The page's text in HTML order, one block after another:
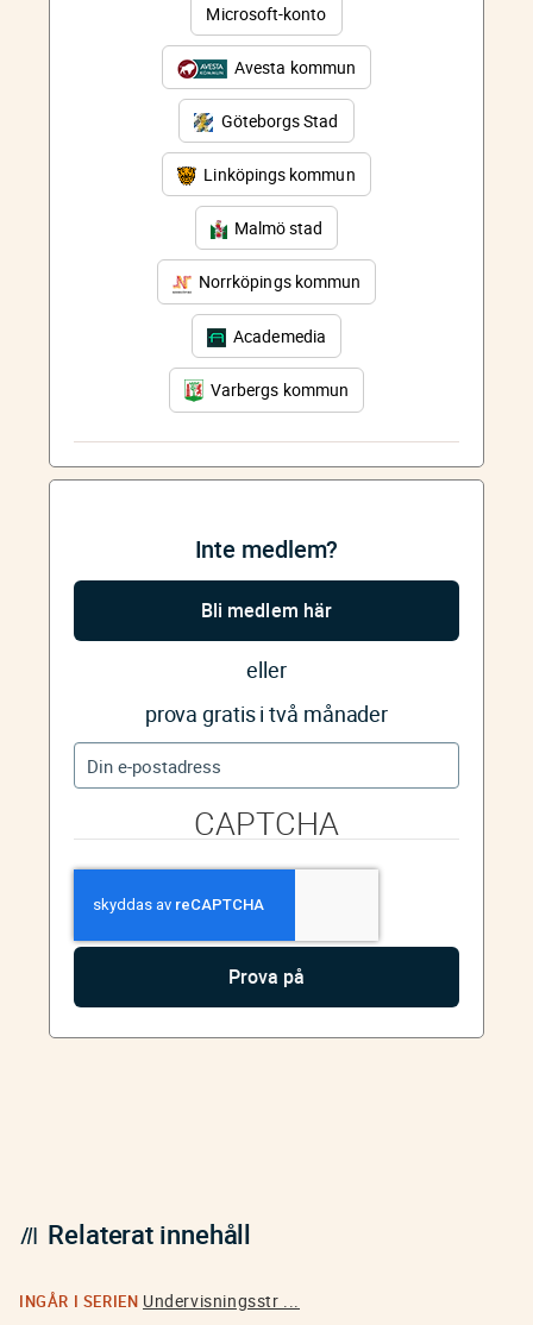
Microsoft-konto
Avesta kommun
Göteborgs Stad
Linköpings kommun
Malmö stad
Norrköpings kommun
Academedia
Varbergs kommun
Inte medlem?
Bli medlem här
eller
prova gratis i två månader
CAPTCHA
Relaterat innehåll
INGÅR I SERIEN Undervisningsstr ...